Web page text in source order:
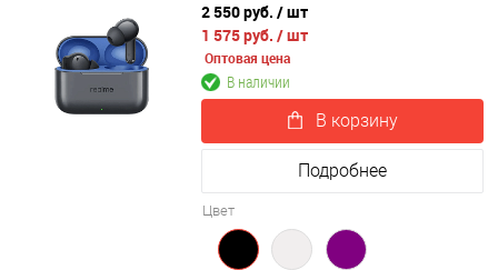
2 550 руб. / шт
1 575 руб. / шт
Оптовая цена
В наличии
В корзину
Подробнее
Цвет